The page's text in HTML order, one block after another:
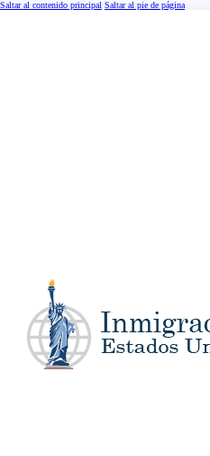
Saltar al contenido principal Saltar al pie de página